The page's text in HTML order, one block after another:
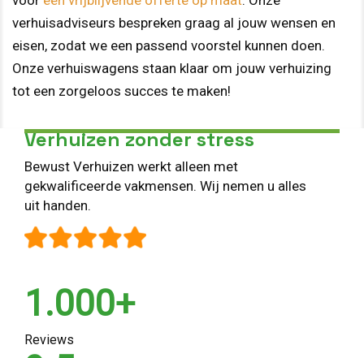
verhuisadviseurs bespreken graag al jouw wensen en
eisen, zodat we een passend voorstel kunnen doen.
Onze verhuiswagens staan klaar om jouw verhuizing
tot een zorgeloos succes te maken!
Verhuizen zonder stress
Bewust Verhuizen werkt alleen met
gekwalificeerde vakmensen. Wij nemen u alles
uit handen.
1.000+
Reviews